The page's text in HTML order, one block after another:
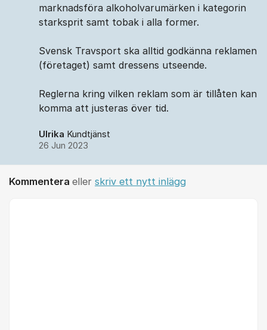
marknadsföra alkoholvarumärken i kategorin
starksprit samt tobak i alla former.
Svensk Travsport ska alltid godkänna reklamen
(företaget) samt dressens utseende.
Reglerna kring vilken reklam som är tillåten kan
komma att justeras över tid.
Ulrika Kundtjänst
26 Jun 2023
Kommentera eller skriv ett nytt inlägg